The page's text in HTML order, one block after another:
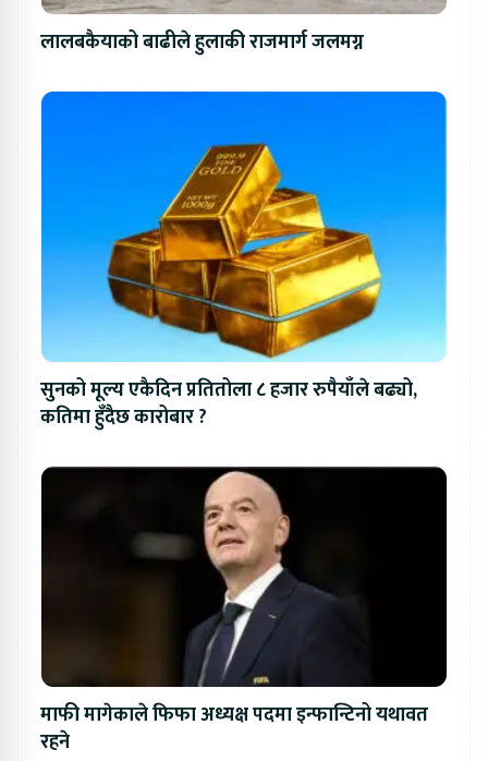
लालबकैयाको बाढीले हुलाकी राजमार्ग जलमग्न
सुनको मूल्य एकैदिन प्रतितोला ८ हजार रुपैयाँले बढ्यो,
कतिमा हुँदैछ कारोबार ?
माफी मागेकाले फिफा अध्यक्ष पदमा इन्फान्टिनो यथावत
रहने